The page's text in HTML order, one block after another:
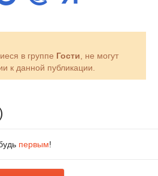
в группе Гости , не могут
к данной публикации.
первым!